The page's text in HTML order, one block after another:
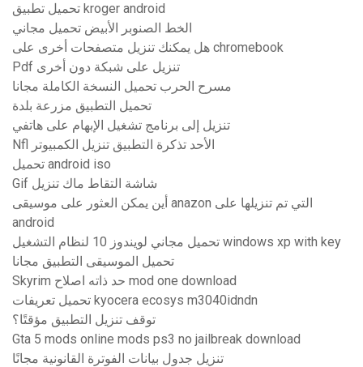
تحميل تطبيق kroger android
الخط الصنوبر الأبيض تحميل مجاني
هل يمكنك تنزيل متصفحات أخرى على chromebook
Pdf تنزيل على شبكة دون أخرى
مسرح الحرب تحميل النسخة الكاملة مجانا
تحميل التطبيق مزرعة بلدة
تنزيل إلى برنامج تشغيل الإبهام على هاتفي
Nfl الأحد تذكرة التطبيق تنزيل الكمبيوتر
تحميل android iso
Gif شاشة التقاط ماك تنزيل
أين يمكن العثور على موسيقى anazon التي تم تنزيلها على
android
تحميل مجاني لويندوز 10 لنظام التشغيل windows xp with key
تحميل الموسيقى التطبيق مجانا
Skyrim حد ذاته اصلاح mod one download
تحميل تعريفات kyocera ecosys m3040idndn
توقف تنزيل التطبيق مؤقتًا؟
Gta 5 mods online mods ps3 no jailbreak download
تنزيل جدول بيانات الفوترة القانونية مجانًا